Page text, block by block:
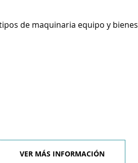
de maquinaria equipo y bienes
VER MÁS INFORMACIÓN